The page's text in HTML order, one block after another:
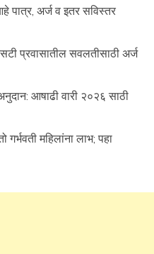
पात्र, अर्ज व इतर सविस्तर
प्रवासातील सवलतीसाठी अर्ज
आषाढी वारी २०२६ साठी
महिलांना लाभ; पहा